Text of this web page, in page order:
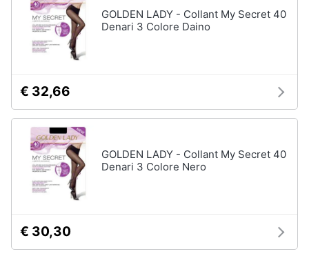
Gioielli
Orecchini
Cavigliera
Collane
GOLDEN LADY - Collant My Secret 40
Denari 3 Colore Daino
€ 32,66
GOLDEN LADY - Collant My Secret 40
Denari 3 Colore Nero
€ 30,30